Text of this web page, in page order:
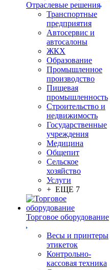
Отраслевые решения
Транспортные
предприятия
Автосервис и
автосалоны
ЖКХ
Образование
Промышленное
производство
Пищевая
промышленность
Строительство и
недвижимость
Государственные
учреждения
Медицина
Общепит
Сельское
хозяйство
Услуги
+ ЕЩЕ 7
Торговое оборудование
Весы и принтеры
этикеток
Контрольно-
кассовая техника